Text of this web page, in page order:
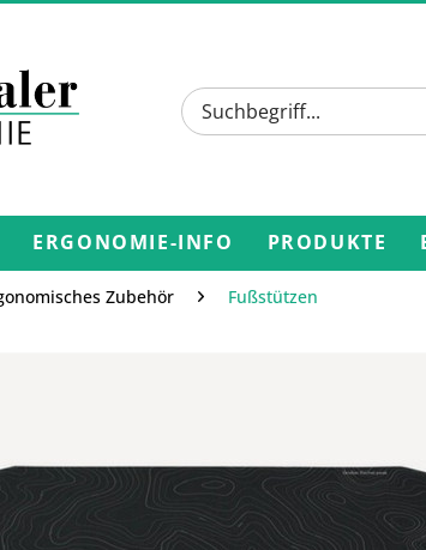
ERGONOMIE-INFO PRODUKTE
Zubehör Fußstützen